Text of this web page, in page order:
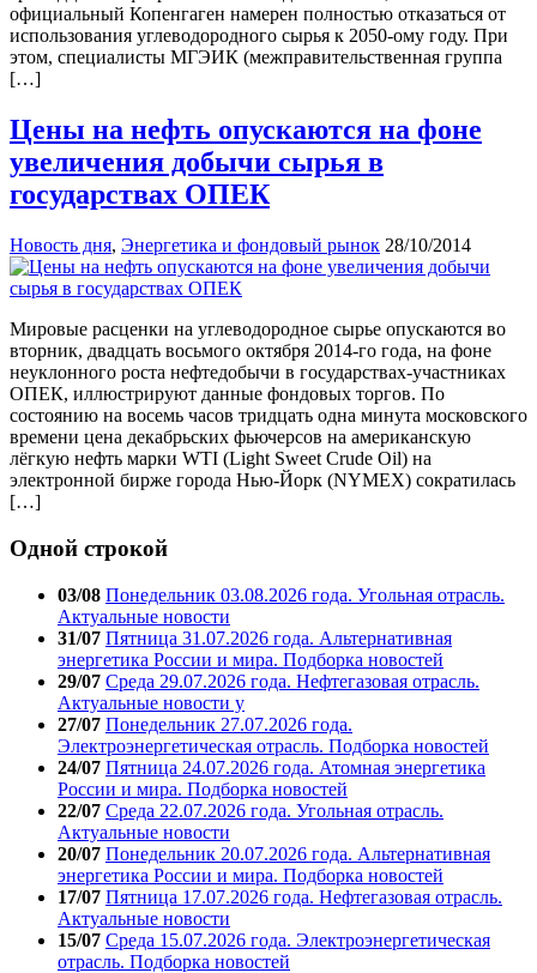
официальный Копенгаген намерен полностью отказаться от
использования углеводородного сырья к 2050-ому году. При
этом, специалисты МГЭИК (межправительственная группа
[…]
Цены на нефть опускаются на фоне
увеличения добычи сырья в
государствах ОПЕК
Новость дня, Энергетика и фондовый рынок 28/10/2014
Мировые расценки на углеводородное сырье опускаются во
вторник, двадцать восьмого октября 2014-го года, на фоне
неуклонного роста нефтедобычи в государствах-участниках
ОПЕК, иллюстрируют данные фондовых торгов. По
состоянию на восемь часов тридцать одна минута московского
времени цена декабрьских фьючерсов на американскую
лёгкую нефть марки WTI (Light Sweet Crude Oil) на
электронной бирже города Нью-Йорк (NYMEX) сократилась
[…]
Одной строкой
03/08 Понедельник 03.08.2026 года. Угольная отрасль.
Актуальные новости
31/07 Пятница 31.07.2026 года. Альтернативная
энергетика России и мира. Подборка новостей
29/07 Среда 29.07.2026 года. Нефтегазовая отрасль.
Актуальные новости у
27/07 Понедельник 27.07.2026 года.
Электроэнергетическая отрасль. Подборка новостей
24/07 Пятница 24.07.2026 года. Атомная энергетика
России и мира. Подборка новостей
22/07 Среда 22.07.2026 года. Угольная отрасль.
Актуальные новости
20/07 Понедельник 20.07.2026 года. Альтернативная
энергетика России и мира. Подборка новостей
17/07 Пятница 17.07.2026 года. Нефтегазовая отрасль.
Актуальные новости
15/07 Среда 15.07.2026 года. Электроэнергетическая
отрасль. Подборка новостей